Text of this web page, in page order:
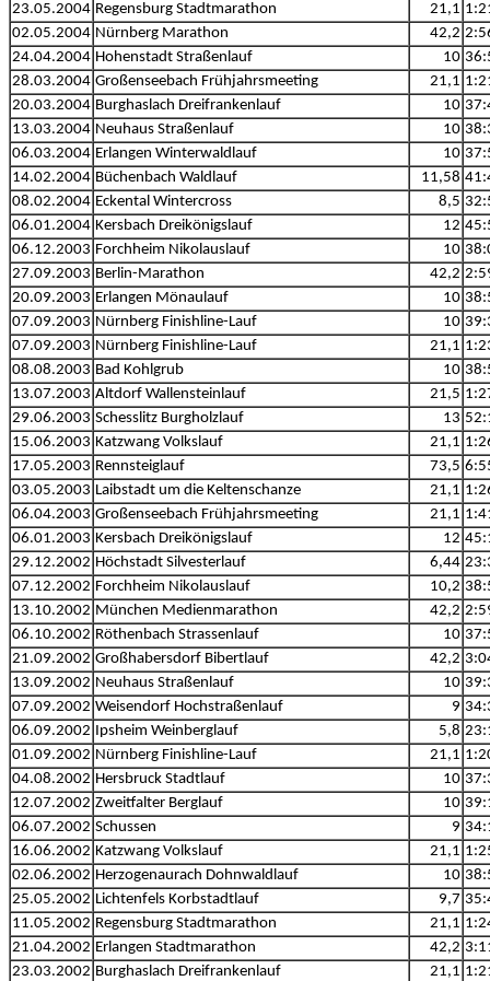
23.05.2004 Regensburg Stadtmarathon 21,1
02.05.2004 Nürnberg Marathon 42,2
24.04.2004 Hohenstadt Straßenlauf 10
28.03.2004 Großenseebach Frühjahrsmeeting 21,1
20.03.2004 Burghaslach Dreifrankenlauf 10
13.03.2004 Neuhaus Straßenlauf 10
06.03.2004 Erlangen Winterwaldlauf 10
14.02.2004 Büchenbach Waldlauf 11,58
08.02.2004 Eckental Wintercross 8,5
06.01.2004 Kersbach Dreikönigslauf 12
06.12.2003 Forchheim Nikolauslauf 10
27.09.2003 Berlin-Marathon 42,2
20.09.2003 Erlangen Mönaulauf 10
07.09.2003 Nürnberg Finishline-Lauf 10
07.09.2003 Nürnberg Finishline-Lauf 21,1
08.08.2003 Bad Kohlgrub 10
13.07.2003 Altdorf Wallensteinlauf 21,5
29.06.2003 Schesslitz Burgholzlauf 13
15.06.2003 Katzwang Volkslauf 21,1
17.05.2003 Rennsteiglauf 73,5
03.05.2003 Laibstadt um die Keltenschanze 21,1
06.04.2003 Großenseebach Frühjahrsmeeting 21,1
06.01.2003 Kersbach Dreikönigslauf 12
29.12.2002 Höchstadt Silvesterlauf 6,44
07.12.2002 Forchheim Nikolauslauf 10,2
13.10.2002 München Medienmarathon 42,2
06.10.2002 Röthenbach Strassenlauf 10
21.09.2002 Großhabersdorf Bibertlauf 42,2
13.09.2002 Neuhaus Straßenlauf 10
07.09.2002 Weisendorf Hochstraßenlauf 9
06.09.2002 Ipsheim Weinberglauf 5,8
01.09.2002 Nürnberg Finishline-Lauf 21,1
04.08.2002 Hersbruck Stadtlauf 10
12.07.2002 Zweitfalter Berglauf 10
06.07.2002 Schussen 9
16.06.2002 Katzwang Volkslauf 21,1
02.06.2002 Herzogenaurach Dohnwaldlauf 10
25.05.2002 Lichtenfels Korbstadtlauf 9,7
11.05.2002 Regensburg Stadtmarathon 21,1
21.04.2002 Erlangen Stadtmarathon 42,2
23.03.2002 Burghaslach Dreifrankenlauf 21,1